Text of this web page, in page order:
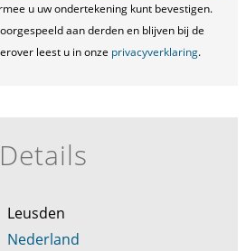
u uw ondertekening kunt bevestigen.
aan derden en blijven bij de
leest u in onze privacyverklaring.
Details
Leusden
Nederland